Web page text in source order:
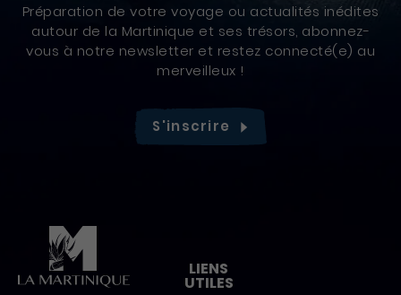
Préparation de votre voyage ou actualités inédites
autour de la Martinique et ses trésors, abonnez-
vous à notre newsletter et restez connecté(e) au
merveilleux !
S'inscrire
LIENS
UTILES